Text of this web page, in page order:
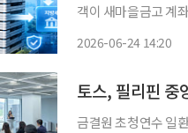
객이 새마을금고 계
2026-06-24 14:20
토스, 필리핀 중
금결원 초청연수 일환…슈퍼